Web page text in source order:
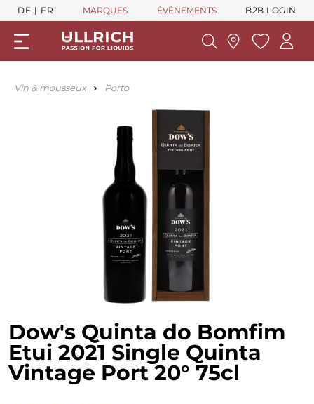
DE FR MARQUES ÉVÉNEMENTS B2B LOGIN
Vin & mousseux Porto
Dow's Quinta do Bomfim
Etui 2021 Single Quinta
Vintage Port 20° 75cl